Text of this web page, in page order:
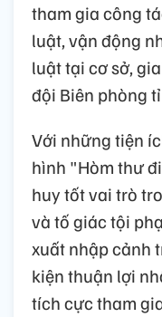
tham gia công
luật, vận động
luật tại cơ sở,
đội Biên phòng
Với những tiện
hình "Hòm thư
huy tốt vai trò
và tố giác tội
xuất nhập cảnh
kiện thuận lợi
tích cực tham